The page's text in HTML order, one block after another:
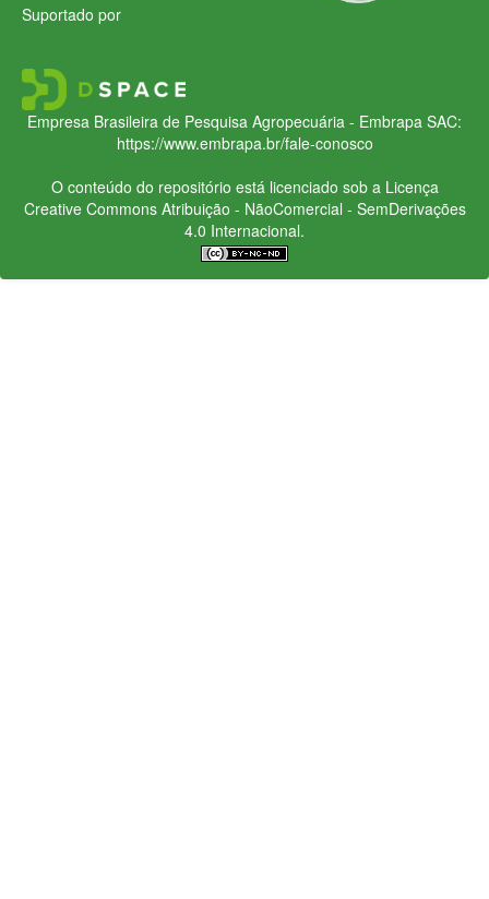
Suportado por
Empresa Brasileira de Pesquisa Agropecuária - Embrapa SAC:
https://www.embrapa.br/fale-conosco
O conteúdo do repositório está licenciado sob a Licença
Creative CommonsAtribuição - NãoComercial - SemDerivações
4.0 Internacional.